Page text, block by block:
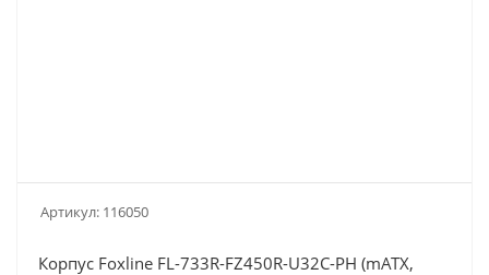
Артикул: 116050
Корпус Foxline FL-733R-FZ450R-U32C-PH (mATX,